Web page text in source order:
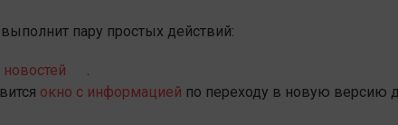
пару простых действий:
новостей
окно с информацией по переходу в новую версию